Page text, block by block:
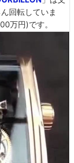
回転していま
万円)です。